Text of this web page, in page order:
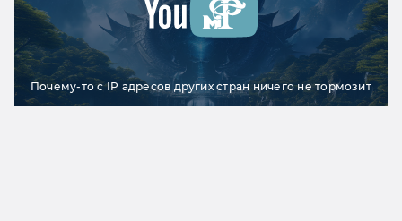
Почему-то с IP адресов других стран ничего не тормозит